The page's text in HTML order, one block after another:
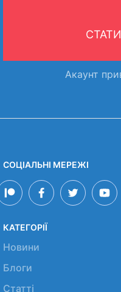
Акаунт
СОЦІАЛЬНІ МЕРЕЖІ
КАТЕГОРІЇ
Новини
Блоги
Статті